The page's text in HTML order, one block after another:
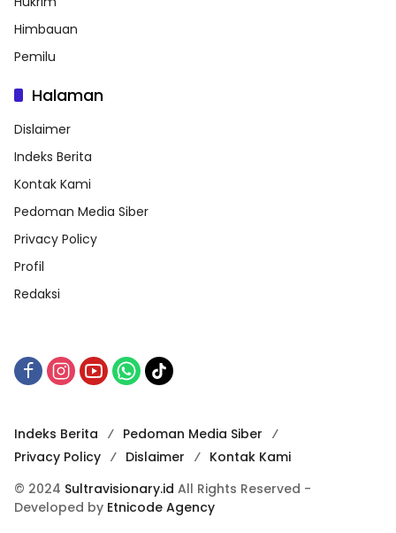
Himbauan
Pemilu
Halaman
Dislaimer
Indeks Berita
Kontak Kami
Pedoman Media Siber
Privacy Policy
Profil
Redaksi
Indeks Berita
Pedoman Media Siber
Privacy Policy
Dislaimer
Kontak Kami
© 2024 Sultravisionary.id All Rights Reserved -
Developed by Etnicode Agency